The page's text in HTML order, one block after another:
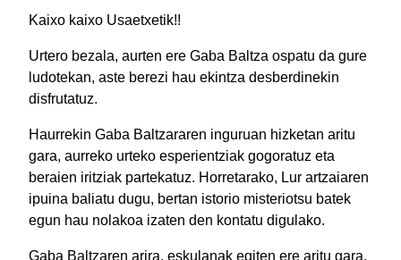
Kaixo kaixo Usaetxetik!!
Urtero bezala, aurten ere Gaba Baltza ospatu da gure
ludotekan, aste berezi hau ekintza desberdinekin
disfrutatuz.
Haurrekin Gaba Baltzararen inguruan hizketan aritu
gara, aurreko urteko esperientziak gogoratuz eta
beraien iritziak partekatuz. Horretarako, Lur artzaiaren
ipuina baliatu dugu, bertan istorio misteriotsu batek
egun hau nolakoa izaten den kontatu digulako.
Gaba Baltzaren arira, eskulanak egiten ere aritu gara,